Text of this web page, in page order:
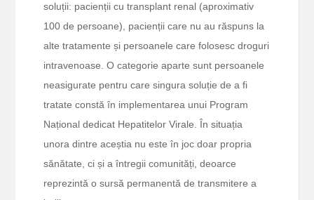
soluții: pacienții cu transplant renal (aproximativ
100 de persoane), pacienții care nu au răspuns la
alte tratamente și persoanele care folosesc droguri
intravenoase. O categorie aparte sunt persoanele
neasigurate pentru care singura soluție de a fi
tratate constă în implementarea unui Program
Național dedicat Hepatitelor Virale. În situația
unora dintre aceștia nu este în joc doar propria
sănătate, ci și a întregii comunități, deoarce
reprezintă o sursă permanentă de transmitere a